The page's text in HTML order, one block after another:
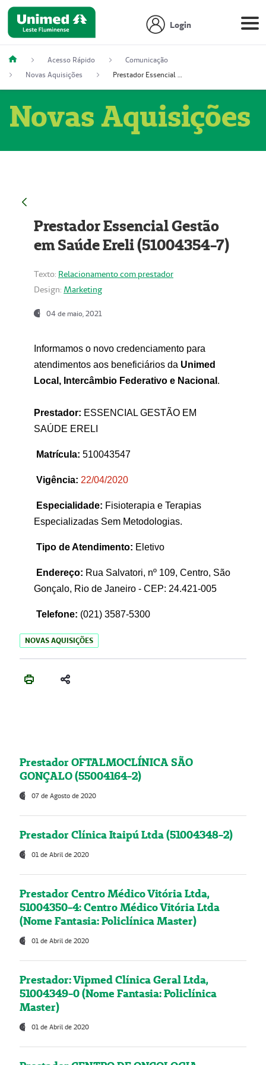
Login
Acesso Rápido
Comunicação
Novas Aquisições
Prestador Essencial Gestão em Saúde Ereli (51004354-7)
Novas Aquisições
Prestador Essencial Gestão
em Saúde Ereli (51004354-7)
Texto: Relacionamento com prestador
Design: Marketing
04 de maio, 2021
Informamos o novo credenciamento para
atendimentos aos beneficiários da Unimed
Local, Intercâmbio Federativo e Nacional .
Prestador: ESSENCIAL GESTÃO EM
SAÚDE ERELI
Matrícula: 510043547
Vigência: 22/04/2020
Especialidade: Fisioterapia e Terapias
Especializadas Sem Metodologias.
Tipo de Atendimento: Eletivo
Endereço: Rua Salvatori, nº 109, Centro, São
Gonçalo, Rio de Janeiro - CEP: 24.421-005
Telefone: (021) 3587-5300
NOVAS AQUISIÇÕES
Prestador OFTALMOCLÍNICA SÃO
GONÇALO (55004164-2)
07 de Agosto de 2020
Prestador Clínica Itaipú Ltda (51004348-2)
01 de Abril de 2020
Prestador Centro Médico Vitória Ltda,
51004350-4: Centro Médico Vitória Ltda
(Nome Fantasia: Policlínica Master)
01 de Abril de 2020
Prestador: Vipmed Clínica Geral Ltda,
51004349-0 (Nome Fantasia: Policlínica
Master)
01 de Abril de 2020